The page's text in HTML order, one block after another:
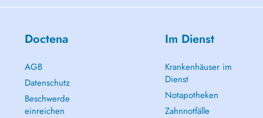
Doctena
AGB
Datenschutz
Beschwerde
einreichen
Im Dienst
Krankenhäuser im
Dienst
Notapotheken
Zahnnotfälle